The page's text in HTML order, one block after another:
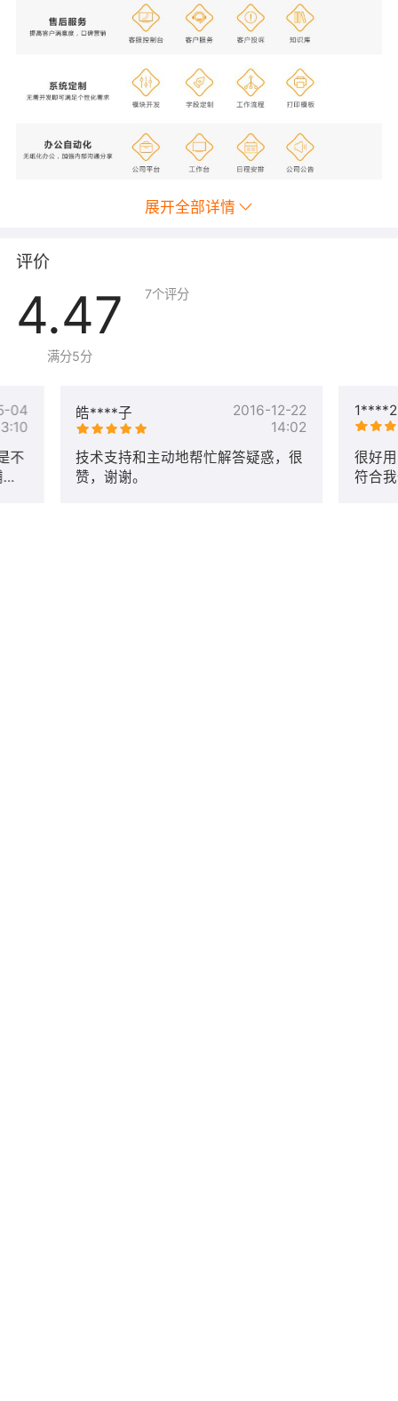
展开全部详情
评价
4.47
满分5分
7个评分
皓****子
2016-12-22
14:02
技术支持和主动地帮忙解答疑惑，很
赞，谢谢。
1****2
很好
符合
04
不